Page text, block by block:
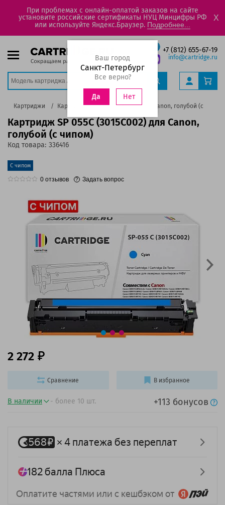
При проблемах с онлайн-оплатой заказов на сайте
установите российские сертификаты НУЦ Минцифры РФ
или используйте Яндекс.Браузер. Подробнее...
X
+7 (812) 655-67-19
info@cartridge.ru
Ваш город
Санкт-Петербург
Все верно?
Да Нет
Картриджи Картридж SP 055C (3015C002) для Canon, голубой (с чипом)
Картридж SP 055C (3015C002) для Canon,
голубой (с чипом)
Код товара: 336416
С чипом
0 отзывов Задать вопрос
В наличии - более 10 шт. +113 бонусов
2 272
Сравнение В избранное